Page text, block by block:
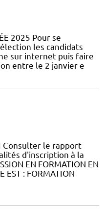
2025 Pour se
les candidats
sur internet puis faire
entre le 2 janvier e
Consulter le rapport
d'inscription à la
EN FORMATION EN
EST : FORMATION